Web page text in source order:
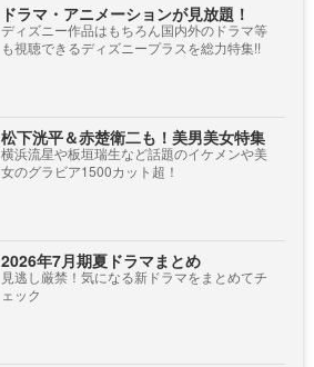
ドラマ・アニメーションが見放題！
ディズニー作品はもちろん国内外のドラマ等
も視聴できるディズニープラスを総力特集!!
松下洸平＆赤楚衛二も！美男美女特集
横浜流星や板垣瑞生など話題のイケメンや美
女のグラビア1500カット超！
2026年7月期夏ドラマまとめ
見逃し厳禁！気になる新ドラマをまとめてチ
ェック